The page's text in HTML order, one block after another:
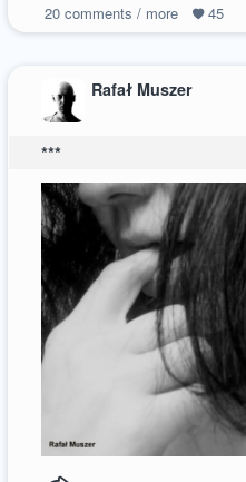
20comments / more 45
Rafał Muszer
***